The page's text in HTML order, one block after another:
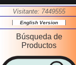
Visitante: 7449555
English Version
Búsqueda de
Productos